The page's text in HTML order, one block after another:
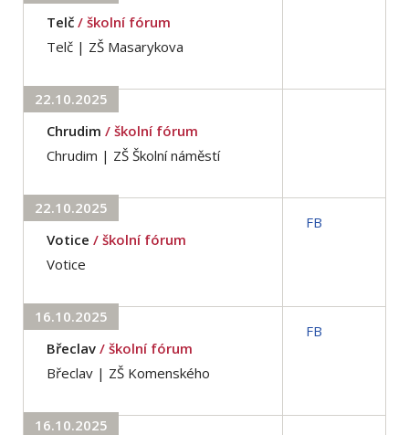
Telč / školní fórum
Telč | ZŠ Masarykova
22.10.2025
Chrudim / školní fórum
Chrudim | ZŠ Školní náměstí
22.10.2025
Votice / školní fórum
Votice
FB
16.10.2025
Břeclav / školní fórum
Břeclav | ZŠ Komenského
FB
16.10.2025